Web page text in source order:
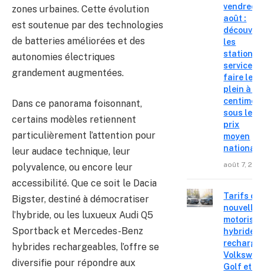
zones urbaines. Cette évolution
est soutenue par des technologies
de batteries améliorées et des
autonomies électriques
grandement augmentées.
Dans ce panorama foisonnant,
certains modèles retiennent
particulièrement l’attention pour
leur audace technique, leur
polyvalence, ou encore leur
accessibilité. Que ce soit le Dacia
Bigster, destiné à démocratiser
l’hybride, ou les luxueux Audi Q5
Sportback et Mercedes-Benz
hybrides rechargeables, l’offre se
diversifie pour répondre aux
vendredi
août :
les
stations-
service où
faire le
plein à 19
centimes
sous le
prix
moyen
national
août 7,
Tarifs
nouvelles
hybrides
Golf et T-